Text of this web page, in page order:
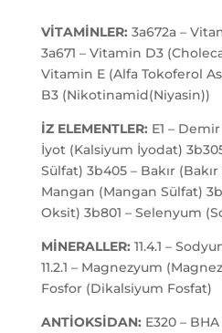
VİTAMİNLER: 3a672a –
3a671 – Vitamin D3
Vitamin E (Alfa Tokoferol
B3 (Nikotinamid(Niyasin))
İZ ELEMENTLER: E1 –
İyot (Kalsiyum İyodat)
Sülfat) 3b405 – Bakır
Mangan (Mangan Sülfat)
Oksit) 3b801 – Selenyum
MİNERALLER: 11.4.1 –
11.2.1 – Magnezyum
Fosfor (Dikalsiyum Fosfat)
ANTİOKSİDAN: E320 –